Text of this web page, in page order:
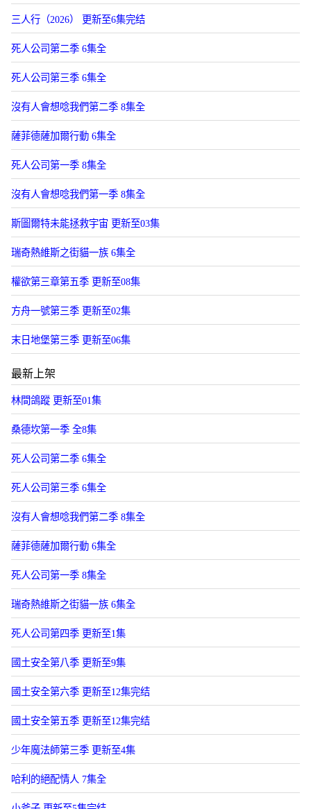
三人行（2026） 更新至6集完结
死人公司第二季 6集全
死人公司第三季 6集全
沒有人會想唸我們第二季 8集全
薩菲德薩加爾行動 6集全
死人公司第一季 8集全
沒有人會想唸我們第一季 8集全
斯圖爾特未能拯救宇宙 更新至03集
瑞奇熱維斯之街貓一族 6集全
權欲第三章第五季 更新至08集
方舟一號第三季 更新至02集
末日地堡第三季 更新至06集
最新上架
林間鴿蹤 更新至01集
桑德坎第一季 全8集
死人公司第二季 6集全
死人公司第三季 6集全
沒有人會想唸我們第二季 8集全
薩菲德薩加爾行動 6集全
死人公司第一季 8集全
瑞奇熱維斯之街貓一族 6集全
死人公司第四季 更新至1集
國土安全第八季 更新至9集
國土安全第六季 更新至12集完结
國土安全第五季 更新至12集完结
少年魔法師第三季 更新至4集
哈利的絕配情人 7集全